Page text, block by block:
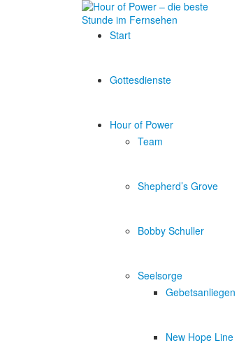
Start
Gottesdienste
Hour of Power
Team
Shepherd’s Grove
Bobby Schuller
Seelsorge
Gebetsanliegen
New Hope Line